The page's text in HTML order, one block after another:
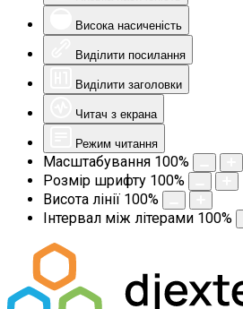
Висока насиченість
Виділити посилання
Виділити заголовки
Читач з екрана
Режим читання
Масштабування 100%
Розмір шрифту 100%
Висота лінії 100%
Інтервал між літерами 100%